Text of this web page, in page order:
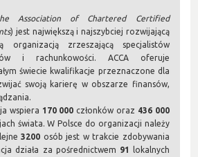
Association of Chartered Certified
) jest największą i najszybciej rozwijającą
organizacją zrzeszającą specjalistów
i rachunkowości. ACCA oferuje
świecie kwalifikacje przeznaczone dla
swoją karierę w obszarze finansów,
wspiera 170 000 członków oraz 436 000
świata. W Polsce do organizacji należy
3200 osób jest w trakcie zdobywania
działa za pośrednictwem 91
lokalnych